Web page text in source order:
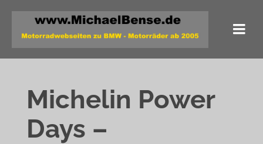
Michelin Power
Days –